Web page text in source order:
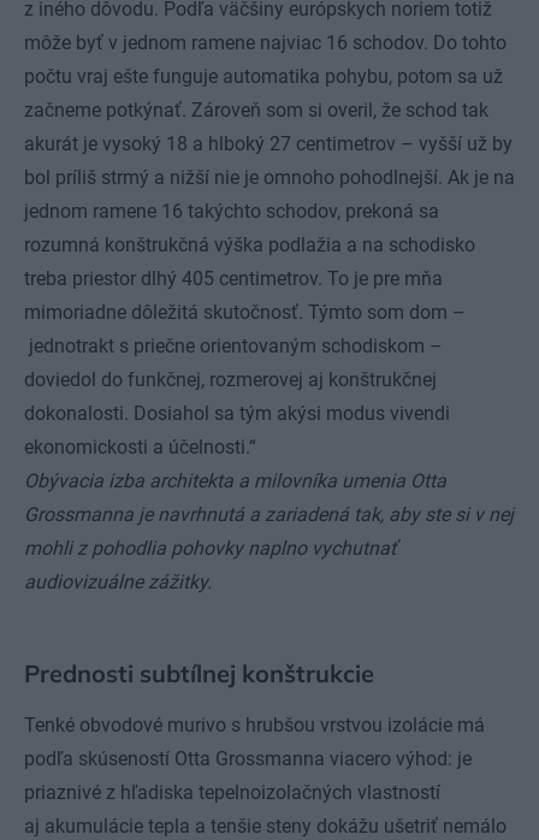
z iného dôvodu. Podľa väčšiny európskych noriem totiž
môže byť v jednom ramene najviac 16 schodov. Do tohto
počtu vraj ešte funguje automatika pohybu, potom sa už
začneme potkýnať. Zároveň som si overil, že schod tak
akurát je vysoký 18 a hlboký 27 centimetrov – vyšší už by
bol príliš strmý a nižší nie je omnoho pohodlnejší. Ak je na
jednom ramene 16 takýchto schodov, prekoná sa
rozumná konštrukčná výška podlažia a na schodisko
treba priestor dlhý 405 centimetrov. To je pre mňa
mimoriadne dôležitá skutočnosť. Týmto som dom –
jednotrakt s priečne orientovaným schodiskom –
doviedol do funkčnej, rozmerovej aj konštrukčnej
dokonalosti. Dosiahol sa tým akýsi modus vivendi
ekonomickosti a účelnosti.“
Obývacia izba architekta a milovníka umenia Otta
Grossmanna je navrhnutá a zariadená tak, aby ste si v nej
mohli z pohodlia pohovky naplno vychutnať
audiovizuálne zážitky.
Prednosti subtílnej konštrukcie
Tenké obvodové murivo s hrubšou vrstvou izolácie má
podľa skúseností Otta Grossmanna viacero výhod: je
priaznivé z hľadiska tepelnoizolačných vlastností
aj akumulácie tepla a tenšie steny dokážu ušetriť nemálo